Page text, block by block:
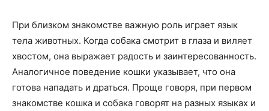
При близком знакомстве важную роль играет язык
тела животных. Когда собака смотрит в глаза и виляет
хвостом, она выражает радость и заинтересованность.
Аналогичное поведение кошки указывает, что она
готова нападать и драться. Проще говоря, при первом
знакомстве кошка и собака говорят на разных языках и